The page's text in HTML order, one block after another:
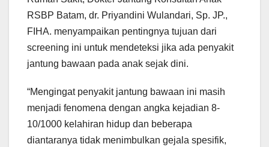
RSBP Batam, dr. Priyandini Wulandari, Sp. JP.,
FIHA. menyampaikan pentingnya tujuan dari
screening ini untuk mendeteksi jika ada penyakit
jantung bawaan pada anak sejak dini.
“Mengingat penyakit jantung bawaan ini masih
menjadi fenomena dengan angka kejadian 8-
10/1000 kelahiran hidup dan beberapa
diantaranya tidak menimbulkan gejala spesifik,